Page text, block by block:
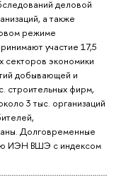
деловой
а также
режиме
участие 17,5
секторов экономики
добывающей и
строительных фирм,
3 тыс. организаций
Долговременные
ИЭН ВШЭ с индексом